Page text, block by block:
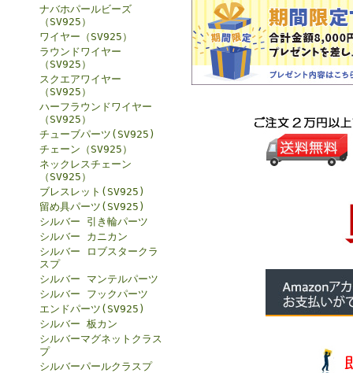
ナバホパールビーズ
（SV925）
ワイヤー（SV925）
ラウンドワイヤー
（SV925）
スクエアワイヤー
（SV925）
ハーフラウンドワイヤー
（SV925）
チューブパーツ(SV925)
チェーン（SV925）
ネックレスチェーン
（SV925）
ブレスレット(SV925)
留め具パーツ(SV925)
シルバー 引き輪パーツ
シルバー カニカン
シルバー ロブスタークラ
スプ
シルバー マンテルパーツ
シルバー フックパーツ
エンドパーツ(SV925)
シルバー 板カン
シルバーマグネットクラス
プ
シルバーパールクラスプ